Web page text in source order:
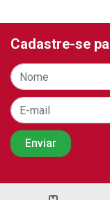
Cadastre-se